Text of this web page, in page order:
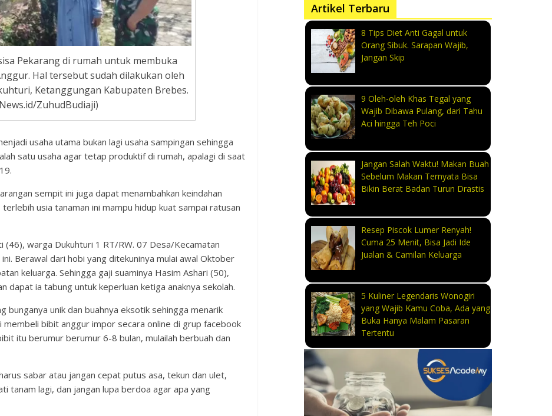
Pekarang di rumah untuk membuka
Hal tersebut sudah dilakukan oleh
Ketanggungan Kabupaten Brebes.
ZuhudBudiaji)
usaha utama bukan lagi usaha sampingan sehingga
satu usaha agar tetap produktif di rumah, apalagi di saat
sempit ini juga dapat menambahkan keindahan
usia tanaman ini mampu hidup kuat sampai ratusan
(46), warga Dukuhturi 1 RT/RW. 07 Desa/Kecamatan
Berawal dari hobi yang ditekuninya mulai awal Oktober
keluarga. Sehingga gaji suaminya Hasim Ashari (50),
dapat ia tabung untuk keperluan ketiga anaknya sekolah.
bunganya unik dan buahnya eksotik sehingga menarik
membeli bibit anggur impor secara online di grup facebook
itu berumur berumur 6-8 bulan, mulailah berbuah dan
sabar atau jangan cepat putus asa, tekun dan ulet,
tanam lagi, dan jangan lupa berdoa agar apa yang
Artikel Terbaru
8 Tips Diet Anti Gagal untuk
Orang Sibuk. Sarapan Wajib,
Jangan Skip
9 Oleh-oleh Khas Tegal yang
Wajib Dibawa Pulang, dari Tahu
Aci hingga Teh Poci
Jangan Salah Waktu! Makan Buah
Sebelum Makan Ternyata Bisa
Bikin Berat Badan Turun Drastis
Resep Piscok Lumer Renyah!
Cuma 25 Menit, Bisa Jadi Ide
Jualan & Camilan Keluarga
5 Kuliner Legendaris Wonogiri
yang Wajib Kamu Coba, Ada yang
Buka Hanya Malam Pasaran
Tertentu